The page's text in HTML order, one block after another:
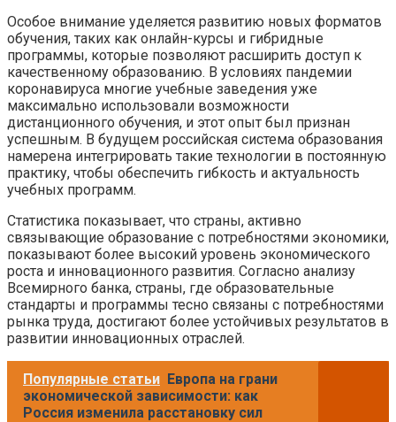
Особое внимание уделяется развитию новых форматов
обучения, таких как онлайн-курсы и гибридные
программы, которые позволяют расширить доступ к
качественному образованию. В условиях пандемии
коронавируса многие учебные заведения уже
максимально использовали возможности
дистанционного обучения, и этот опыт был признан
успешным. В будущем российская система образования
намерена интегрировать такие технологии в постоянную
практику, чтобы обеспечить гибкость и актуальность
учебных программ.
Статистика показывает, что страны, активно
связывающие образование с потребностями экономики,
показывают более высокий уровень экономического
роста и инновационного развития. Согласно анализу
Всемирного банка, страны, где образовательные
стандарты и программы тесно связаны с потребностями
рынка труда, достигают более устойчивых результатов в
развитии инновационных отраслей.
Популярные статьи Европа на грани
экономической зависимости: как
Россия изменила расстановку сил